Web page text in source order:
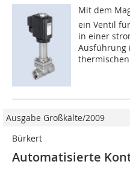
Mit dem
ein Ventil
in einer
Ausführung
Ausgabe Großkälte/2009
Bürkert
Automatisierte